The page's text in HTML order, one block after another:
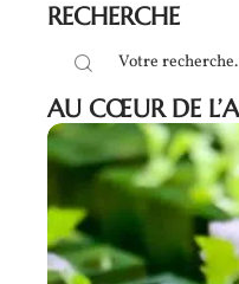
RECHERCHE
AU CŒUR DE